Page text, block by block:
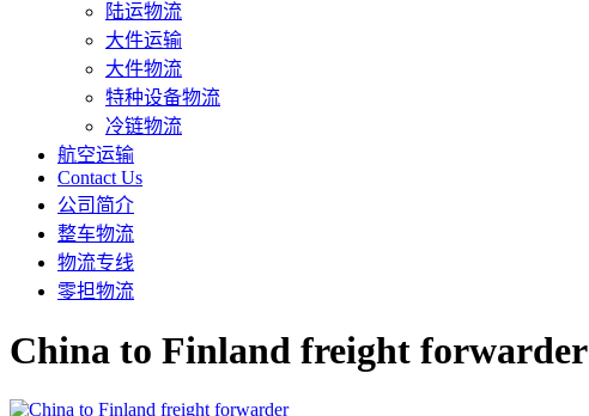
陆运物流
大件运输
大件物流
特种设备物流
冷链物流
航空运输
Contact Us
公司简介
整车物流
物流专线
零担物流
China to Finland freight forwarder